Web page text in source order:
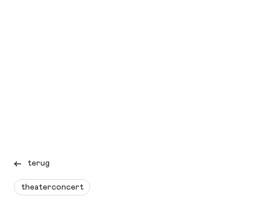
terug
theaterconcert